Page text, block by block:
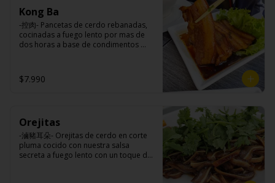
salsa de soya, ajo, agua, azúcar, bolsa
de hierba (canela, anís, pimienta y
comino), mirin (azúcar, arroz, agua,
alcohol), salsa ostra vegana (trigo,
soya, shitake, sal, maíz).
Kong Ba
-控肉- Pancetas de cerdo rebanadas,
cocinadas a fuego lento por mas de
dos horas a base de condimentos
$7.990
Orejitas
-滷豬耳朵- Orejitas de cerdo en corte
pluma cocido con nuestra salsa
secreta a fuego lento con un toque de